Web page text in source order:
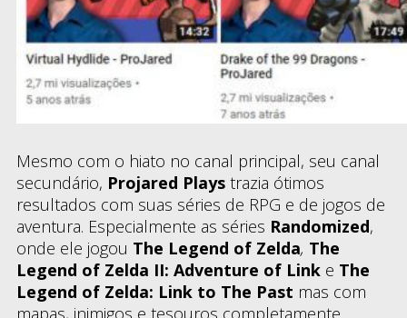
Mesmo com o hiato no canal principal, seu canal
secundário, Projared Plays trazia ótimos
resultados com suas séries de RPG e de jogos de
aventura. Especialmente as séries Randomized,
onde ele jogou The Legend of Zelda, The
Legend of Zelda II: Adventure of Link e The
Legend of Zelda: Link to The Past mas com
mapas, inimigos e tesouros completamente